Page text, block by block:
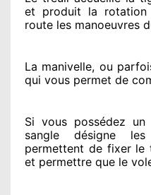
et produit la
route les manoeuvres
La manivelle, ou
qui vous permet de
Si vous possédez un
sangle désigne les
permettent de fixer le
et permettre que le